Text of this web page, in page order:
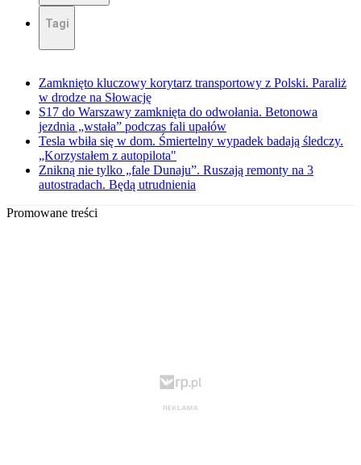
Tagi
Zamknięto kluczowy korytarz transportowy z Polski. Paraliż
w drodze na Słowację
S17 do Warszawy zamknięta do odwołania. Betonowa
jezdnia „wstała” podczas fali upałów
Tesla wbiła się w dom. Śmiertelny wypadek badają śledczy.
„Korzystałem z autopilota"
Znikną nie tylko „fale Dunaju”. Ruszają remonty na 3
autostradach. Będą utrudnienia
Promowane treści